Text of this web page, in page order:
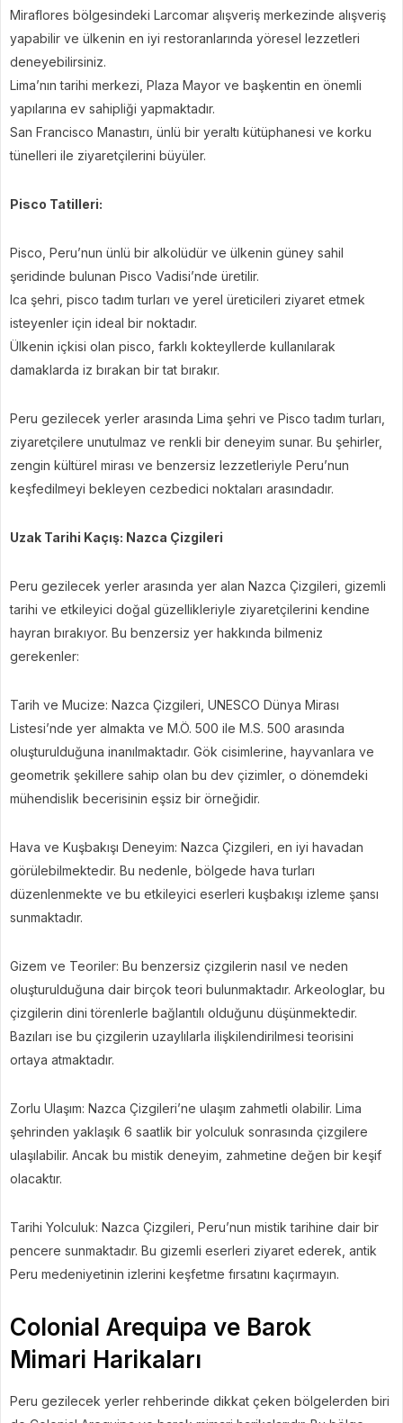
Miraflores bölgesindeki Larcomar alışveriş merkezinde alışveriş
yapabilir ve ülkenin en iyi restoranlarında yöresel lezzetleri
deneyebilirsiniz.
Lima’nın tarihi merkezi, Plaza Mayor ve başkentin en önemli
yapılarına ev sahipliği yapmaktadır.
San Francisco Manastırı, ünlü bir yeraltı kütüphanesi ve korku
tünelleri ile ziyaretçilerini büyüler.
Pisco Tatilleri:
Pisco, Peru’nun ünlü bir alkolüdür ve ülkenin güney sahil
şeridinde bulunan Pisco Vadisi’nde üretilir.
Ica şehri, pisco tadım turları ve yerel üreticileri ziyaret etmek
isteyenler için ideal bir noktadır.
Ülkenin içkisi olan pisco, farklı kokteyllerde kullanılarak
damaklarda iz bırakan bir tat bırakır.
Peru gezilecek yerler arasında Lima şehri ve Pisco tadım turları,
ziyaretçilere unutulmaz ve renkli bir deneyim sunar. Bu şehirler,
zengin kültürel mirası ve benzersiz lezzetleriyle Peru’nun
keşfedilmeyi bekleyen cezbedici noktaları arasındadır.
Uzak Tarihi Kaçış: Nazca Çizgileri
Peru gezilecek yerler arasında yer alan Nazca Çizgileri, gizemli
tarihi ve etkileyici doğal güzellikleriyle ziyaretçilerini kendine
hayran bırakıyor. Bu benzersiz yer hakkında bilmeniz
gerekenler:
Tarih ve Mucize: Nazca Çizgileri, UNESCO Dünya Mirası
Listesi’nde yer almakta ve M.Ö. 500 ile M.S. 500 arasında
oluşturulduğuna inanılmaktadır. Gök cisimlerine, hayvanlara ve
geometrik şekillere sahip olan bu dev çizimler, o dönemdeki
mühendislik becerisinin eşsiz bir örneğidir.
Hava ve Kuşbakışı Deneyim: Nazca Çizgileri, en iyi havadan
görülebilmektedir. Bu nedenle, bölgede hava turları
düzenlenmekte ve bu etkileyici eserleri kuşbakışı izleme şansı
sunmaktadır.
Gizem ve Teoriler: Bu benzersiz çizgilerin nasıl ve neden
oluşturulduğuna dair birçok teori bulunmaktadır. Arkeologlar, bu
çizgilerin dini törenlerle bağlantılı olduğunu düşünmektedir.
Bazıları ise bu çizgilerin uzaylılarla ilişkilendirilmesi teorisini
ortaya atmaktadır.
Zorlu Ulaşım: Nazca Çizgileri’ne ulaşım zahmetli olabilir. Lima
şehrinden yaklaşık 6 saatlik bir yolculuk sonrasında çizgilere
ulaşılabilir. Ancak bu mistik deneyim, zahmetine değen bir keşif
olacaktır.
Tarihi Yolculuk: Nazca Çizgileri, Peru’nun mistik tarihine dair bir
pencere sunmaktadır. Bu gizemli eserleri ziyaret ederek, antik
Peru medeniyetinin izlerini keşfetme fırsatını kaçırmayın.
Colonial Arequipa ve Barok
Mimari Harikaları
Peru gezilecek yerler rehberinde dikkat çeken bölgelerden biri